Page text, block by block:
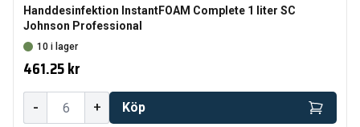
Handdesinfektion InstantFOAM Complete 1 liter SC
Johnson Professional
10 i lager
461.25 kr
- + Köp